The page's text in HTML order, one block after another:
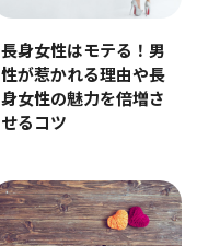
長身女性はモテる！男
性が惹かれる理由や長
身女性の魅力を倍増さ
せるコツ